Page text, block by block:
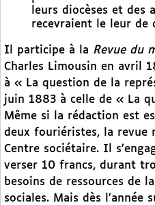
leurs diocèses et des
recevraient le leur de
Il participe à la Revue du
Charles Limousin en avril
à « La question de la
juin 1883 à celle de « La
Même si la rédaction est
deux fouriéristes, la revue
Centre sociétaire. Il
verser 10 francs, durant
besoins de ressources de
sociales. Mais dès l’année